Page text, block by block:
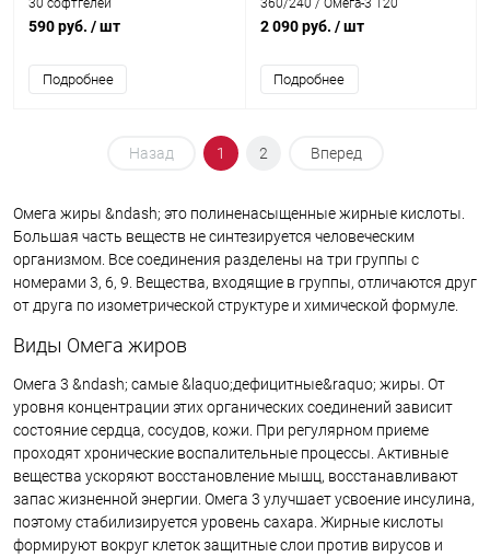
30 софтгелей
590 руб. / шт
Подробнее
360/240 / Омега-3 120
софтгелей
2 090 руб. / шт
Подробнее
Назад 1 2 Вперед
Омега жиры &ndash; это полиненасыщенные жирные кислоты.
Большая часть веществ не синтезируется человеческим
организмом. Все соединения разделены на три группы с
номерами 3, 6, 9. Вещества, входящие в группы, отличаются друг
от друга по изометрической структуре и химической формуле.
Виды Омега жиров
Омега 3 &ndash; самые &laquo;дефицитные&raquo; жиры. От
уровня концентрации этих органических соединений зависит
состояние сердца, сосудов, кожи. При регулярном приеме
проходят хронические воспалительные процессы. Активные
вещества ускоряют восстановление мышц, восстанавливают
запас жизненной энергии. Омега 3 улучшает усвоение инсулина,
поэтому стабилизируется уровень сахара. Жирные кислоты
формируют вокруг клеток защитные слои против вирусов и